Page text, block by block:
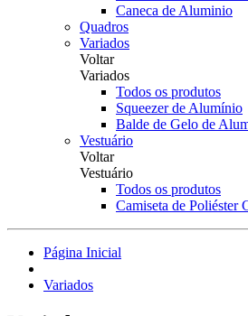
Caneca de Aluminio
Quadros
Variados
Voltar
Variados
Todos os produtos
Squeezer de Alumínio
Balde de Gelo de
Vestuário
Voltar
Vestuário
Todos os produtos
Camiseta de Poliéster
Página Inicial
Variados